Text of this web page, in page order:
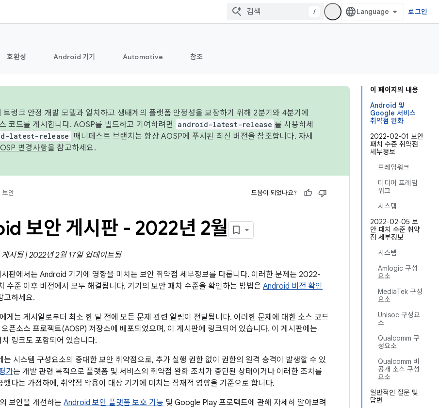
/ 로그인
호환성 Android 기기 Automotive 참조
이 페이지의 내용
Android 및
Google 서비스
취약점 완화
2022-02-01 보안
패치 수준 취약점
세부정보
프레임워크
미디어 프레임
워크
시스템
2022-02-05 보
안 패치 수준 취약
점 세부정보
시스템
Amlogic 구성
요소
MediaTek 구성
요소
Unisoc 구성요
소
Qualcomm 구
성요소
Qualcomm 비
공개 소스 구성
요소
일반적인 질문 및
답변
렁크 안정 개발 모델과 일치하고 생태계의 플랫폼 안정성을 보장하기 위해 2분기와 4분기에
코드를 게시합니다. AOSP를 빌드하고 기여하려면
android-latest-release 를 사용하세
latest-release
매니페스트 브랜치는 항상 AOSP에 푸시된 최신 버전을 참조합니다. 자세
변경사항을 참고하세요.
보안 도움이 되었나요?
보안 게시판 - 2022년 2월
시됨 | 2022년 2월 17일 업데이트됨
판에서는 Android 기기에 영향을 미치는 보안 취약점 세부정보를 다룹니다. 이러한 문제는 2022-
수준 이후 버전에서 모두 해결됩니다. 기기의 보안 패치 수준을 확인하는 방법은 Android 버전 확인
고하세요.
게는 게시일로부터 최소 한 달 전에 모든 문제 관련 알림이 전달됩니다. 이러한 문제에 대한 소스 코드
픈소스 프로젝트(AOSP) 저장소에 배포되었으며, 이 게시판에 링크되어 있습니다. 이 게시판에는
링크도 포함되어 있습니다.
는 시스템 구성요소의 중대한 보안 취약점으로, 추가 실행 권한 없이 권한의 원격 승격이 발생할 수 있
가는 개발 관련 목적으로 플랫폼 및 서비스의 취약점 완화 조치가 중단된 상태이거나 이러한 조치를
했다는 가정하에, 취약점 악용이 대상 기기에 미치는 잠재적 영향을 기준으로 합니다.
보안을 개선하는 Android 보안 플랫폼 보호 기능 및 Google Play 프로텍트에 관해 자세히 알아보려